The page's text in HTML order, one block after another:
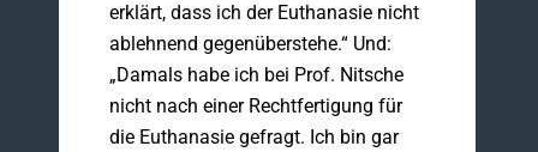
erklärt, dass ich der Euthanasie nicht
ablehnend gegenüberstehe.“ Und:
„Damals habe ich bei Prof. Nitsche
nicht nach einer Rechtfertigung für
die Euthanasie gefragt. Ich bin gar